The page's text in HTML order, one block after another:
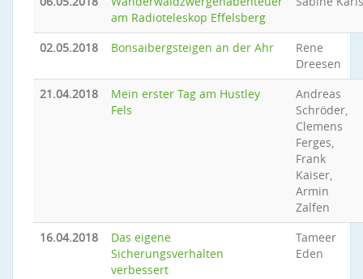
am Radioteleskop Effelsberg
02.05.2018 Bonsaibergsteigen an der Ahr
Rene
Dreesen
21.04.2018
Mein erster Tag am Hustley
Fels
Andreas
Schröder,
Clemens
Ferges,
Frank
Kaiser,
Armin
Zalfen
16.04.2018
Das eigene
Sicherungsverhalten
verbessert
Tameer
Eden